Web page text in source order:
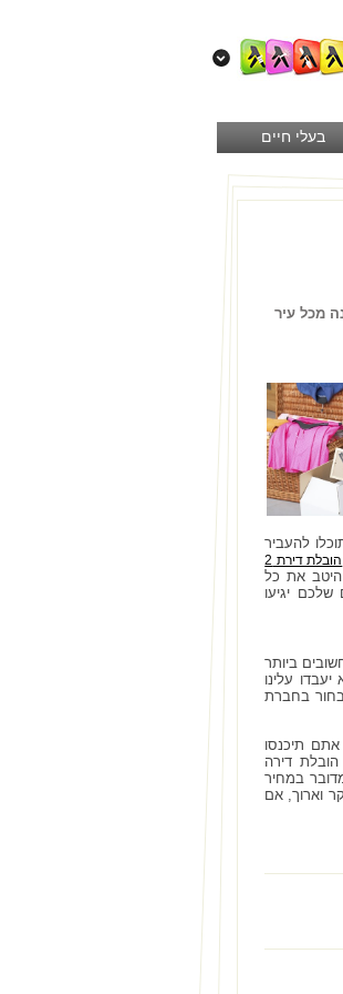
בעלי חיים
מכל עיר
להעביר
הובלת דירת 2
בוחנים היטב את כל
יגיעו
ביותר
עלינו
בחברת
תיכנסו
דירה
במחיר
וארוך, אם